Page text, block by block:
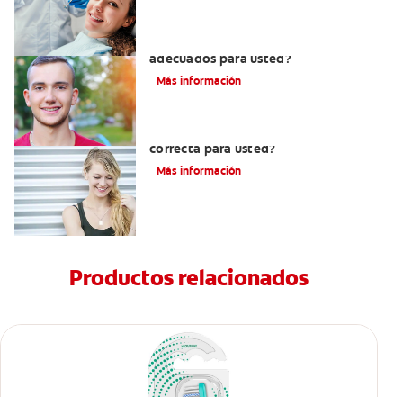
adecuados para usted?
Más información
correcta para usted?
Más información
Productos relacionados